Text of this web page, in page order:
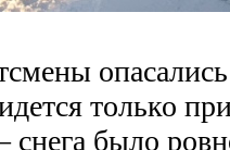
только
снега было